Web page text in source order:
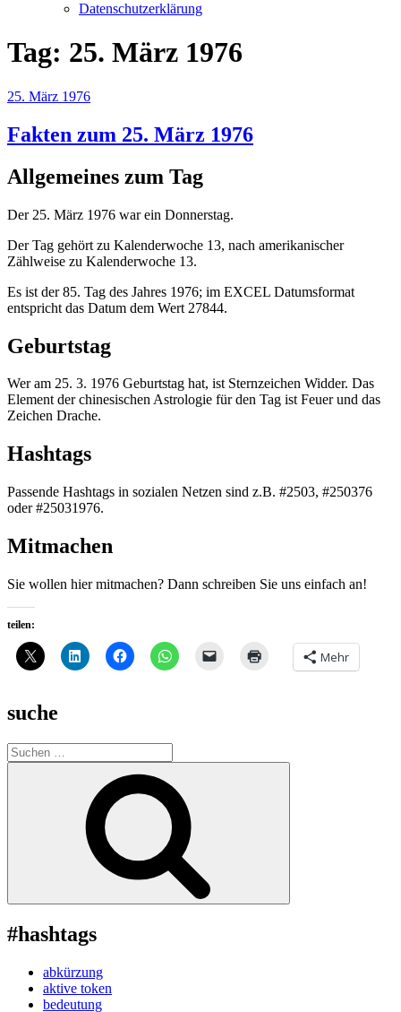
Datenschutzerklärung
Tag: 25. März 1976
Veröffentlicht
25. März 1976
Fakten zum 25. März 1976
Allgemeines zum Tag
Der 25. März 1976 war ein Donnerstag.
Der Tag gehört zu Kalenderwoche 13, nach amerikanischer
Zählweise zu Kalenderwoche 13.
Es ist der 85. Tag des Jahres 1976; im EXCEL Datumsformat
entspricht das Datum dem Wert 27844.
Geburtstag
Wer am 25. 3. 1976 Geburtstag hat, ist Sternzeichen Widder. Das
Element der chinesischen Astrologie für den Tag ist Feuer und das
Zeichen Drache.
Hashtags
Passende Hashtags in sozialen Netzen sind z.B. #2503, #250376
oder #25031976.
Mitmachen
Sie wollen hier mitmachen? Dann schreiben Sie uns einfach an!
teilen:
Mehr
suche
Suche
nach:
#hashtags
abkürzung
aktive token
bedeutung